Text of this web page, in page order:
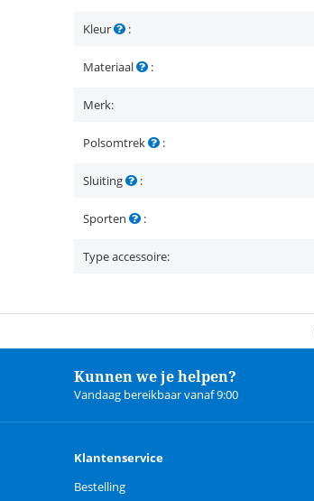
Kleur :
Materiaal :
Merk:
Polsomtrek :
Sluiting :
Sporten :
Type accessoire:
Kunnen we je helpen?
Vandaag bereikbaar vanaf 9:00
Klantenservice
Bestelling